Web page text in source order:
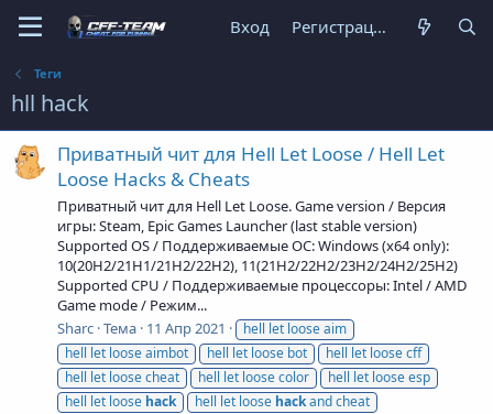
Вход Регистрация
Теги
hll hack
Приватный чит для Hell Let Loose / Hell Let
Loose Hacks & Cheats
Приватный чит для Hell Let Loose. Game version / Версия
игры: Steam, Epic Games Launcher (last stable version)
Supported OS / Поддерживаемые ОС: Windows (x64 only):
10(20H2/21H1/21H2/22H2), 11(21H2/22H2/23H2/24H2/25H2)
Supported CPU / Поддерживаемые процессоры: Intel / AMD
Game mode / Режим...
Sharc Тема 11 Апр 2021
hell let loose aim
hell let loose aimbot
hell let loose bot
hell let loose cff
hell let loose cheat
hell let loose color
hell let loose esp
hell let loose hack hell let loose hackand cheat